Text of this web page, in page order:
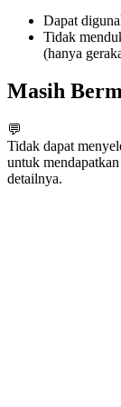
Dapat
Tidak
(hanya
Masih
💬
Tidak dapat
untuk
detailnya.